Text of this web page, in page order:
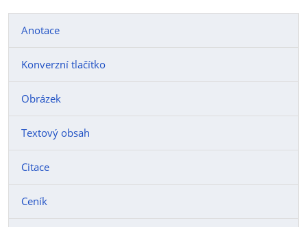
Anotace
Konverzní tlačítko
Obrázek
Textový obsah
Citace
Ceník